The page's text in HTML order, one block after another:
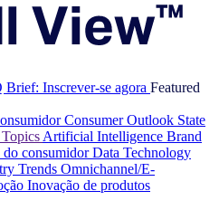
Inscrever-se agora Featured
Consumer Outlook State
Artificial Intelligence Brand
consumidor Data Technology
Trends Omnichannel/E-
Inovação de produtos